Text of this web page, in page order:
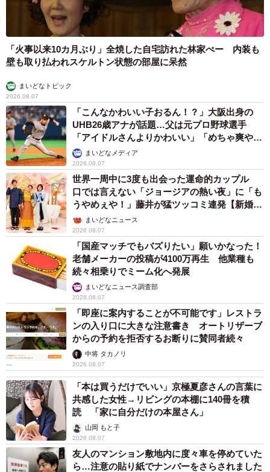
「火事以来10カ月ぶり」全焼した自宅訪れた林家ぺー 内装も
壁も取り払われスケルトン状態の部屋に呆然
まいどなトピック
2026.08.07
「こんなかわいい子おるん！？」大阪出身の
UHB26歳アナが話題…父は元プロ野球選手
「アイドルさんよりかわいい」「めちゃ爽や
か」まいどなメディア
2026.08.07
世界一周中に3度も出会った運命的カップル
口では言えない「ジョージアの熱い夜」に「も
うやめぇや！」藤井が猛ツッコミ連発【新婚さ
ん】まいどなニュース
2026.08.07
「国産マッチでもバズりたい」願いかなった！
老舗メーカーの投稿が4100万再生 他業種も
続々相乗りでミーム化へ発展
まいどなニュース調査部
2026.08.07
「即座に案内することが不可能です」レストラ
ンの入り口に大きな注意書き オートリザーブ
からの予約を拒否するお断りに賛同者続々
中将 タカノリ
2026.08.07
「本は買うだけでいい」京極夏彦さんの言葉に
共感した女性→リビングの本棚に140冊を積
読 「家に自分だけの本屋さん」
山岡 もと子
2026.08.07
友人のマンション敷地内に度々車を停めていた
ら…注意の貼り紙でナンバーをさらされました